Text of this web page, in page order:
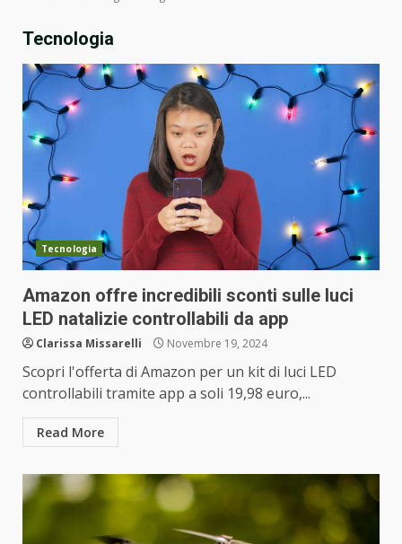
Tecnologia
Tecnologia
Amazon offre incredibili sconti sulle luci
LED natalizie controllabili da app
Clarissa Missarelli Novembre 19, 2024
Scopri l'offerta di Amazon per un kit di luci LED
controllabili tramite app a soli 19,98 euro,...
Read More